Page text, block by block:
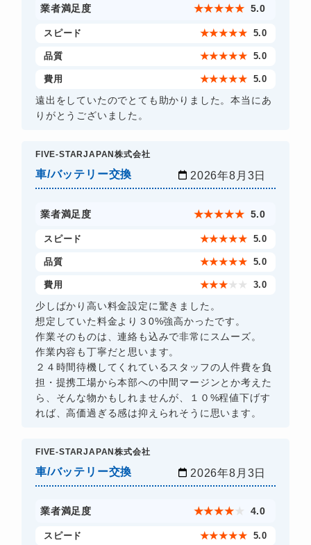
業者満足度 ★★★★★ 5.0
スピード ★★★★★ 5.0
品質 ★★★★★ 5.0
費用 ★★★★★ 5.0
遠出をしていたのでとても助かりました。本当にあ
りがとうございました。
FIVE-STARJAPAN株式会社
車/バッテリー交換 2026年8月3日
業者満足度 ★★★★★ 5.0
スピード ★★★★★ 5.0
品質 ★★★★★ 5.0
費用 ★★★ ★ ★ 3.0
少しばかり高い料金設定に驚きました。
想定していた料金より３0%強高かったです。
作業そのものは、連絡も込みで非常にスムーズ。
作業内容も丁寧だと思います。
２４時間待機してくれているスタッフの人件費を負
担・提携工場から本部への中間マージンとか考えた
ら、そんな物かもしれませんが、１０%程値下げす
れば、高価過ぎる感は抑えられそうに思います。
FIVE-STARJAPAN株式会社
車/バッテリー交換 2026年8月3日
業者満足度 ★★★★ ★ 4.0
スピード ★★★★★ 5.0